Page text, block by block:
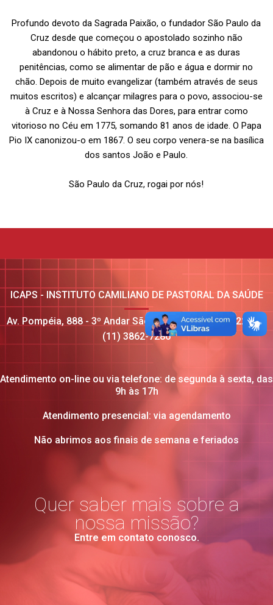
Profundo devoto da Sagrada Paixão, o fundador São Paulo da
Cruz desde que começou o apostolado sozinho não
abandonou o hábito preto, a cruz branca e as duras
penitências, como se alimentar de pão e água e dormir no
chão. Depois de muito evangelizar (também através de seus
muitos escritos) e alcançar milagres para o povo, associou-se
à Cruz e à Nossa Senhora das Dores, para entrar como
vitorioso no Céu em 1775, somando 81 anos de idade. O Papa
Pio IX canonizou-o em 1867. O seu corpo venera-se na basílica
dos santos João e Paulo.
São Paulo da Cruz, rogai por nós!
ICAPS - INSTITUTO CAMILIANO DE PASTORAL DA SAÚDE
Av. Pompéia, 888 - 3º Andar São Paulo/SP CEP: 05022-000
(11) 3862-7286
Atendimento on-line ou via telefone: de segunda à sexta, das
9h às 17h
Atendimento presencial: via agendamento
Não abrimos aos finais de semana e feriados
Quer saber mais sobre a
nossa missão?
Entre em contato conosco.